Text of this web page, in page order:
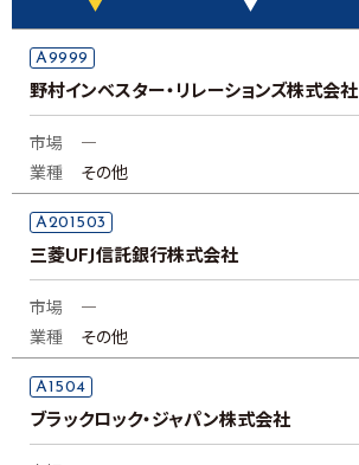
▼
▼
A9999
野村インベスター・リレーションズ株式会社
市場
―
業種
その他
A201503
三菱UFJ信託銀行株式会社
市場
―
業種
その他
A1504
ブラックロック・ジャパン株式会社